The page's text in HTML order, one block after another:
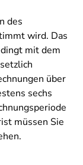
des
wird. Das
mit dem
über
sechs
müssen Sie